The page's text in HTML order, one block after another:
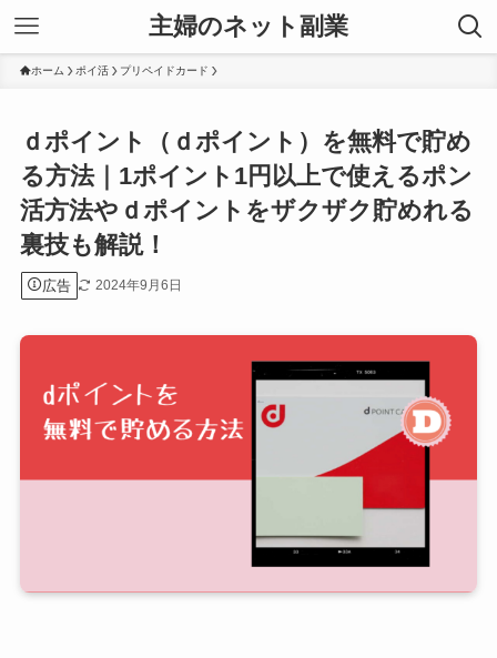
主婦のネット副業
ホーム ポイ活 プリペイドカード
ｄポイント（ｄポイント）を無料で貯め
る方法｜1ポイント1円以上で使えるポン
活方法やｄポイントをザクザク貯めれる
裏技も解説！
広告 2024年9月6日